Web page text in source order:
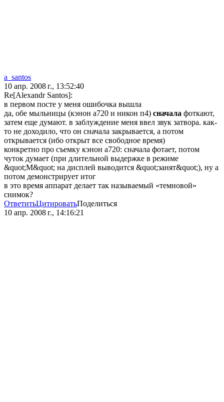
a_santos
10 апр. 2008 г., 13:52:40
Re[Alexandr Santos]:
в первом посте у меня ошибочка вышла
да, обе мыльницы (кэнон а720 и никон п4) сначала фоткают,
затем еще думают. в заблуждение меня ввел звук затвора. как-
то не доходило, что он сначала закрывается, а потом
открывается (ибо открыт все свободное время)
конкретно про съемку кэнон а720: сначала фотает, потом
чуток думает (при длительной выдержке в режиме
&quot;М&quot; на дисплей выводится &quot;занят&quot;), ну а
потом демонстрирует итог
в это время аппарат делает так называемый «темновой»
снимок?
ОтветитьЦитироватьПоделиться
10 апр. 2008 г., 14:16:21